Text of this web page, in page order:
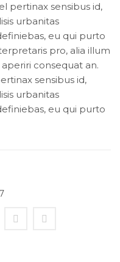
pertinax sensibus id,
urbanitas
eu qui purto
pro, alia illum
aperiri consequat an.
sensibus id,
urbanitas
eu qui purto